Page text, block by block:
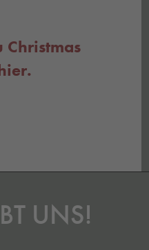
Christmas
UNS!